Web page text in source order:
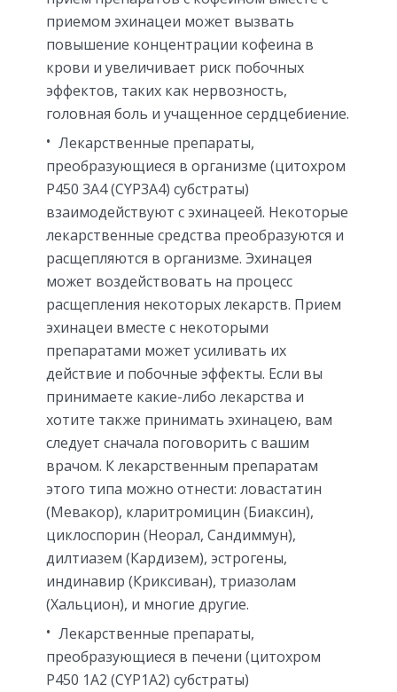
приемом эхинацеи может вызвать
повышение концентрации кофеина в
крови и увеличивает риск побочных
эффектов, таких как нервозность,
головная боль и учащенное сердцебиение.
Лекарственные препараты,
преобразующиеся в организме (цитохром
Р450 3А4 (CYP3A4) субстраты)
взаимодействуют с эхинацеей. Некоторые
лекарственные средства преобразуются и
расщепляются в организме. Эхинацея
может воздействовать на процесс
расщепления некоторых лекарств. Прием
эхинацеи вместе с некоторыми
препаратами может усиливать их
действие и побочные эффекты. Если вы
принимаете какие-либо лекарства и
хотите также принимать эхинацею, вам
следует сначала поговорить с вашим
врачом. К лекарственным препаратам
этого типа можно отнести: ловастатин
(Мевакор), кларитромицин (Биаксин),
циклоспорин (Неорал, Сандиммун),
дилтиазем (Кардизем), эстрогены,
индинавир (Криксиван), триазолам
(Хальцион), и многие другие.
Лекарственные препараты,
преобразующиеся в печени (цитохром
Р450 1А2 (CYP1A2) субстраты)